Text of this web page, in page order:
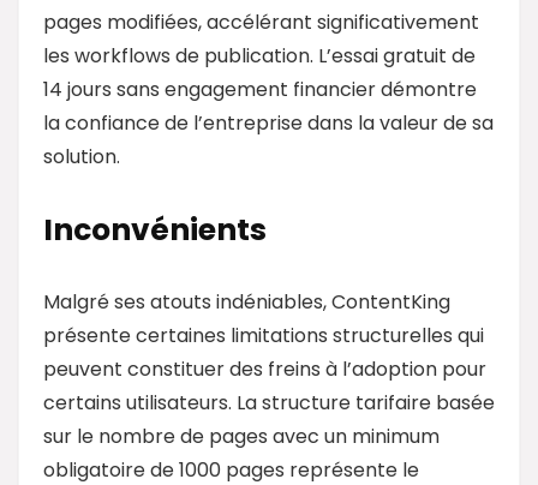
pages modifiées, accélérant significativement
les workflows de publication. L’essai gratuit de
14 jours sans engagement financier démontre
la confiance de l’entreprise dans la valeur de sa
solution.
Inconvénients
Malgré ses atouts indéniables, ContentKing
présente certaines limitations structurelles qui
peuvent constituer des freins à l’adoption pour
certains utilisateurs. La structure tarifaire basée
sur le nombre de pages avec un minimum
obligatoire de 1000 pages représente le